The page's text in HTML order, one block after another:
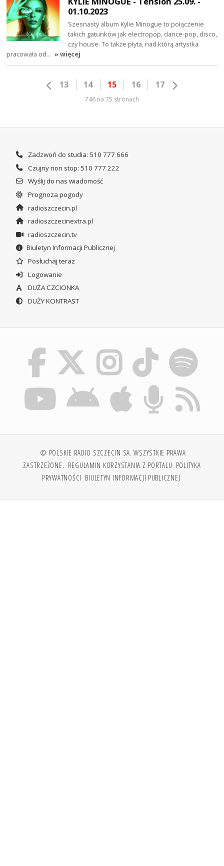
01.10.2023
Szesnasty album Kylie Minogue to połączenie
takich gatunków jak electropop, dance-pop, disco,
czy house. To także płyta, nad którą artystka
pracowała od… » więcej
13 14 15 16 17
746 na 75 stronach
Zadzwoń do studia: 510 777 666
Czujny non stop: 510 777 222
Wyślij do nas wiadomość
Prognoza pogody
radioszczecin.pl
radioszczecinextra.pl
radioszczecin.tv
Biuletyn Informacji Publicznej
Posłuchaj teraz
Logowanie
DUŻA CZCIONKA
DUŻY KONTRAST
© POLSKIE RADIO SZCZECIN SA. WSZYSTKIE PRAWA
ZASTRZEŻONE. REGULAMIN KORZYSTANIA Z PORTALU POLITYKA
PRYWATNOŚCI BIULETYN INFORMACJI PUBLICZNEJ